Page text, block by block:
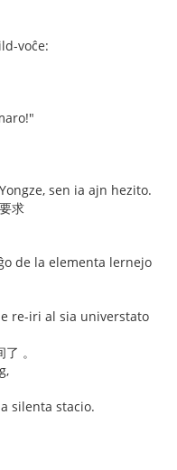
voĉe:
sen ia ajn hezito.
求
de la elementa lernejo
re-iri al sia universtato
。
silenta stacio.